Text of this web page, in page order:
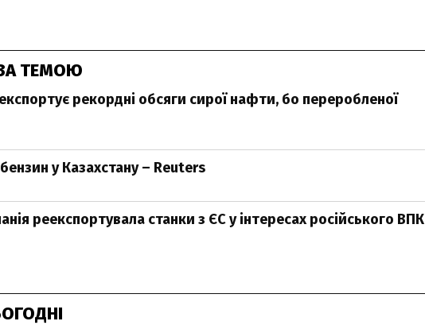
ТЕМОЮ
експортує рекордні обсяги сирої нафти, бо переробленої
у Казахстану – Reuters
реекспортувала станки з ЄС у інтересах російського ВПК